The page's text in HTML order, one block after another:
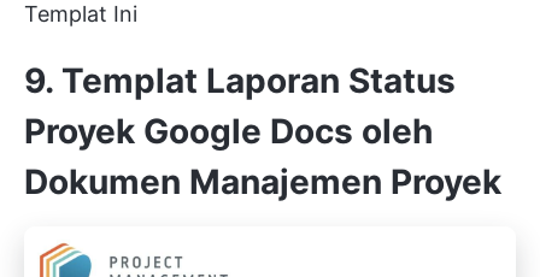
Templat Ini
9. Templat Laporan Status
Proyek Google Docs oleh
Dokumen Manajemen Proyek